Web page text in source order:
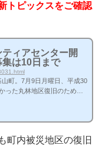
トピックスをご確認
ィアセンター開
は10日まで
町。7月9日月曜日、平成30
った丸林地区復旧のため、
の告知、平日開催という条
ボランティアメンバーの中
町議会議員を始め、町内で
る方々、そして遠くは熊
町内被災地区の復旧